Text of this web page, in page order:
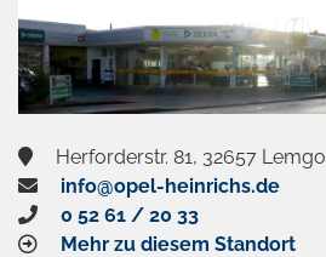
Herforderstr. 81, 32657 Lemgo
info@opel-heinrichs.de
0 52 61 / 20 33
Mehr zu diesem Standort